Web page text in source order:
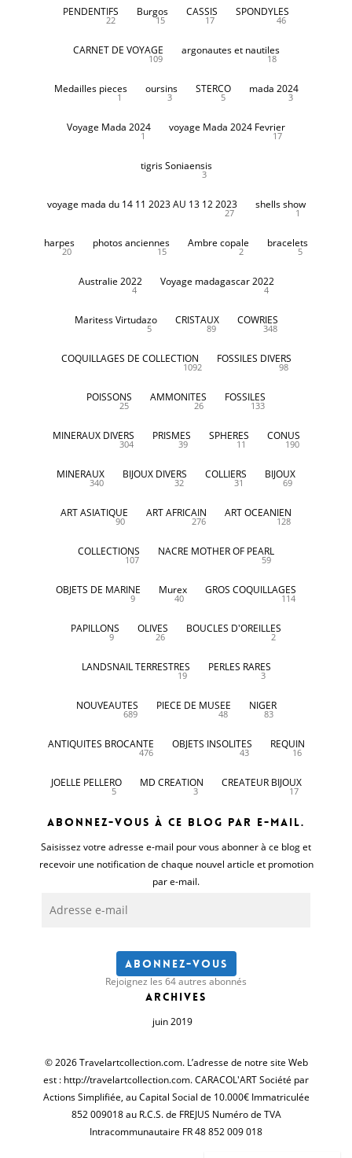
PENDENTIFS
22
Burgos
15
CASSIS
17
SPONDYLES
46
CARNET DE VOYAGE
109
argonautes et nautiles
18
Medailles pieces
1
oursins
3
STERCO
5
mada 2024
3
Voyage Mada 2024
1
voyage Mada 2024 Fevrier
17
tigris Soniaensis
3
voyage mada du 14 11 2023 AU 13 12 2023
27
shells show
1
harpes
20
photos anciennes
15
Ambre copale
2
bracelets
5
Australie 2022
4
Voyage madagascar 2022
4
Maritess Virtudazo
5
CRISTAUX
89
COWRIES
348
COQUILLAGES DE COLLECTION
1092
FOSSILES DIVERS
98
POISSONS
25
AMMONITES
26
FOSSILES
133
MINERAUX DIVERS
304
PRISMES
39
SPHERES
11
CONUS
190
MINERAUX
340
BIJOUX DIVERS
32
COLLIERS
31
BIJOUX
69
ART ASIATIQUE
90
ART AFRICAIN
276
ART OCEANIEN
128
COLLECTIONS
107
NACRE MOTHER OF PEARL
59
OBJETS DE MARINE
9
Murex
40
GROS COQUILLAGES
114
PAPILLONS
9
OLIVES
26
BOUCLES D'OREILLES
2
LANDSNAIL TERRESTRES
19
PERLES RARES
3
NOUVEAUTES
689
PIECE DE MUSEE
48
NIGER
83
ANTIQUITES BROCANTE
476
OBJETS INSOLITES
43
REQUIN
16
JOELLE PELLERO
5
MD CREATION
3
CREATEUR BIJOUX
17
Abonnez-vous à ce blog par e-mail.
Saisissez votre adresse e-mail pour vous abonner à ce blog et
recevoir une notification de chaque nouvel article et promotion
par e-mail.
e-
Abonnez-vous
Rejoignez les 64 autres abonnés
Archives
juin 2019
© 2026 Travelartcollection.com. L’adresse de notre site Web
est : http://travelartcollection.com. CARACOL'ART Société par
Actions Simplifiée, au Capital Social de 10.000€ Immatriculée
852 009018 au R.C.S. de FREJUS Numéro de TVA
Intracommunautaire FR 48 852 009 018